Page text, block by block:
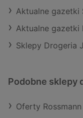
Aktualne gazetki
Aktualne gazetki
Sklepy Drogeria
Podobne sklepy
Oferty Rossmann